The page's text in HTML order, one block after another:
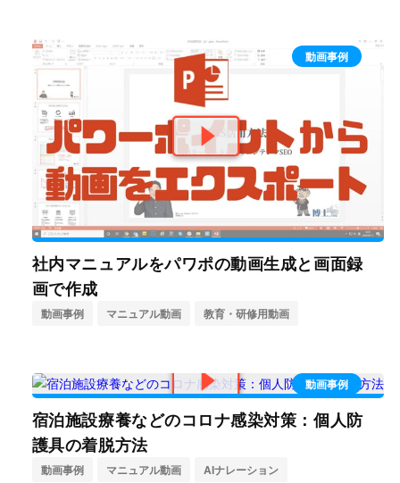
動画事例
社内マニュアルをパワポの動画生成と画面録
画で作成
動画事例 マニュアル動画 教育・研修用動画
動画事例
宿泊施設療養などのコロナ感染対策：個人防
護具の着脱方法
動画事例 マニュアル動画
AIナレーション